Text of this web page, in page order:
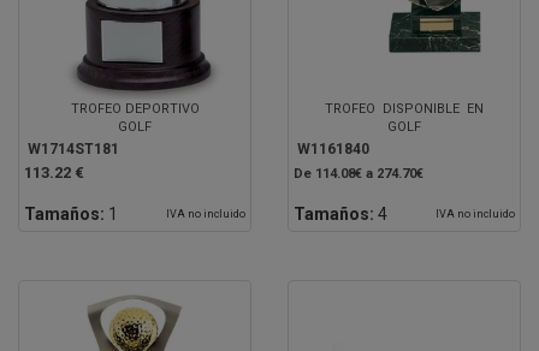
TROFEO DEPORTIVO
GOLF
W1714ST181
113.22 €
Tamaños: 1 IVA no incluido
TROFEO DISPONIBLE EN
GOLF
W1161840
De 114.08€ a 274.70€
Tamaños: 4 IVA no incluido